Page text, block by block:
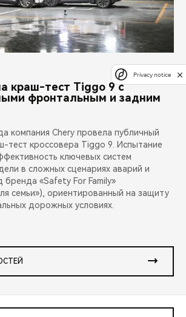
краш-тест Tiggo 9 с
фронтальным и задним
компания Chery провела публичный
тест кроссовера Tiggo 9. Испытание
ключевых систем
в сложных сценариях аварий и
«Safety For Family»
семьи»), ориентированный на защиту
дорожных условиях.
Privacy notice